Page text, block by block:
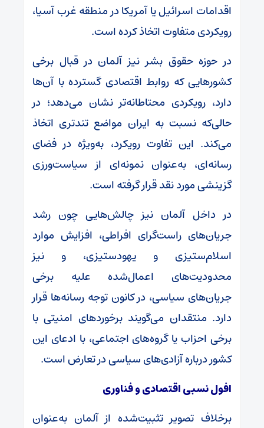
اقدامات اسرائیل یا آمریکا در منطقه غرب آسیا،
رویکردی متفاوت اتخاذ کرده است.
در حوزه حقوق بشر نیز آلمان در قبال برخی
کشورهایی که روابط اقتصادی گسترده با آن‌ها
دارد، رویکردی محتاطانه‌تر نشان می‌دهد؛ در
حالی‌که نسبت به ایران مواضع تندتری اتخاذ
می‌کند. این تفاوت رویکرد، به‌ویژه در فضای
رسانه‌ای، به‌عنوان نمونه‌ای از سیاست‌ورزی
گزینشی مورد نقد قرار گرفته است.
در داخل آلمان نیز چالش‌هایی چون رشد
جریان‌های راست‌گرای افراطی، افزایش موارد
اسلام‌ستیزی و یهودستیزی، و نیز
محدودیت‌های اعمال‌شده علیه برخی
جریان‌های سیاسی، در کانون توجه رسانه‌ها قرار
دارد. منتقدان می‌گویند برخوردهای امنیتی با
برخی احزاب یا گروه‌های اجتماعی، با ادعای این
کشور درباره آزادی‌های سیاسی در تعارض است.
افول نسبی اقتصادی و فناوری
برخلاف تصویر تثبیت‌شده از آلمان به‌عنوان